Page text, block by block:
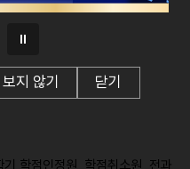
지 않기 닫기
학점인정원, 학점취소원, 전과